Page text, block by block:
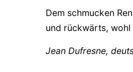
Dem schmucken
und rückwärts,
Jean Dufresne,